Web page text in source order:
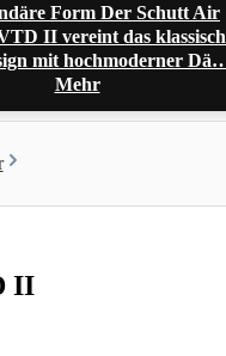
Form Der Schutt Air
II vereint das
mit hochmoderner
Mehr
II